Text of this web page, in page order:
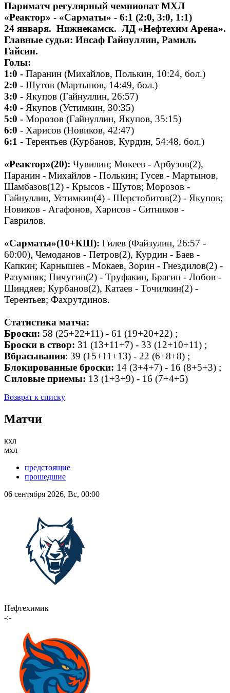
Париматч регулярный чемпионат МХЛ
«Реактор» - «Сарматы» - 6:1 (2:0, 3:0, 1:1)
24 января. Нижнекамск. ЛД «Нефтехим Арена».
Главные судьи: Инсаф Гайнуллин, Рамиль
Гайсин.
Голы:
1:0 - Паранин (Михайлов, Полькин, 10:24, бол.)
2:0 - Шутов (Мартынов, 14:49, бол.)
3:0 - Якупов (Гайнуллин, 26:57)
4:0 - Якупов (Устимкин, 30:35)
5:0 - Морозов (Гайнуллин, Якупов, 35:15)
6:0 - Харисов (Новиков, 42:47)
6:1 - Терентьев (Курбанов, Курдин, 54:48, бол.)
«Реактор»(20): Чувилин; Мокеев - Арбузов(2),
Паранин - Михайлов - Полькин; Гусев - Мартынов,
Шамбазов(12) - Крысов - Шутов; Морозов -
Гайнуллин, Устимкин(4) - Шерстобитов(2) - Якупов;
Новиков - Агафонов, Харисов - Ситников -
Гаврилов.
«Сарматы»(10+КШ): Гилев (Файзулин, 26:57 -
60:00), Чемоданов - Петров(2), Курдин - Баев -
Капкин; Карнышев - Мокаев, Зорин - Гнездилов(2) -
Разумняк; Пичугин(2) - Труфакин, Брагин - Лобов -
Шиндяев; Курбанов(2), Катаев - Точилкин(2) -
Терентьев; Фахрутдинов.
Статистика матча:
Броски: 58 (25+22+11) - 61 (19+20+22) ;
Броски в створ: 31 (13+11+7) - 33 (12+10+11) ;
Вбрасывания: 39 (15+11+13) - 22 (6+8+8) ;
Блокированные броски: 14 (3+4+7) - 16 (8+5+3) ;
Силовые приемы: 13 (1+3+9) - 16 (7+4+5)
Возврат к списку
Матчи
кхл
мхл
предстоящие
прошедшие
06 сентября 2026, Вс, 00:00
Нефтехимик
-:-